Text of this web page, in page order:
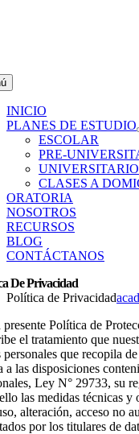
INICIO
PLANES DE ESTUDIO
ESCOLAR
PRE-
UNIVERSITARIO
CLASES A
ORATORIA
NOSOTROS
RECURSOS
BLOG
CONTÁCTANOS
De Privacidad
Política de Privacidad
Política de
el tratamiento que
personales que recopila
a las disposiciones
Ley N° 29733, su
las medidas técnicas y
alteración, acceso no
por los titulares de